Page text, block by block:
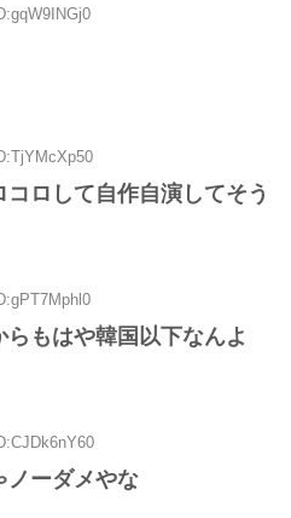
ロして自作自演してそう
もはや韓国以下なんよ
ノーダメやな